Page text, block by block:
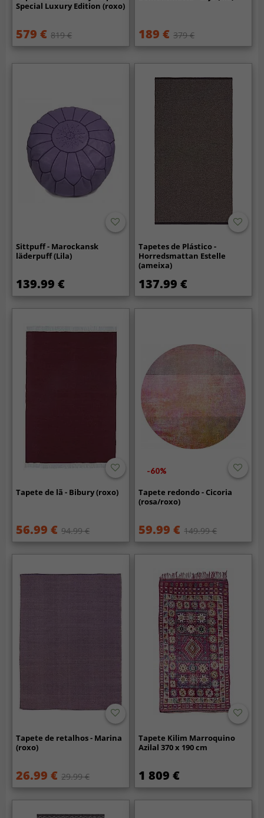
Special Luxury Edition (roxo)
579 € 819 € 189 € 379 €
Sittpuff - Marockansk
läderpuff (Lila)
139.99 €
Tapetes de Plástico -
Horredsmattan Estelle
(ameixa)
137.99 €
Tapete de lã - Bibury (roxo)
56.99 € 94.99 €
-60%
Tapete redondo - Cicoria
(rosa/roxo)
59.99 € 149.99 €
Tapete de retalhos - Marina
(roxo)
26.99 € 29.99 €
Tapete Kilim Marroquino
Azilal 370 x 190 cm
1 809 €